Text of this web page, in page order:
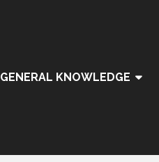
GENERAL KNOWLEDGE